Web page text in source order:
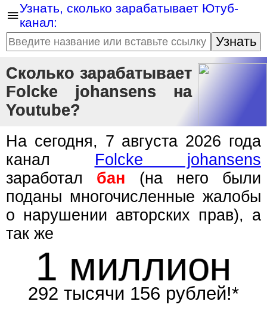
Узнать, сколько зарабатывает Ютуб-
канал:
Узнать
Сколько зарабатывает
Folcke johansens на
Youtube?
На сегодня, 7 августа 2026 года
канал Folcke johansens
заработал бан (на него были
поданы многочисленные жалобы
о нарушении авторских прав), а
так же
1 миллион
292 тысячи 156 рублей!*